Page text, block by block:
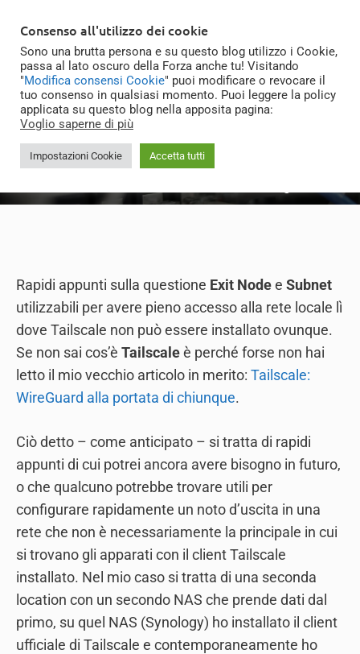
content
Tailscale: nodo d’uscita
e subnet della rete
Rapidi appunti sulla questione Exit Nodee Subnet
utilizzabili per avere pieno accesso alla rete locale lì
dove Tailscale non può essere installato ovunque.
Se non sai cos’è Tailscaleè perché forse non hai
letto il mio vecchio articolo in merito: Tailscale:
WireGuard alla portata di chiunque.
Ciò detto – come anticipato – si tratta di rapidi
appunti di cui potrei ancora avere bisogno in futuro,
o che qualcuno potrebbe trovare utili per
configurare rapidamente un noto d’uscita in una
rete che non è necessariamente la principale in cui
si trovano gli apparati con il client Tailscale
installato. Nel mio caso si tratta di una seconda
location con un secondo NAS che prende dati dal
primo, su quel NAS (Synology) ho installato il client
ufficiale di Tailscale e contemporaneamente ho
Consenso all'utilizzo dei cookie
Sono una brutta persona e su questo blog utilizzo i Cookie,
passa al lato oscuro della Forza anche tu! Visitando
"Modifica consensi Cookie" puoi modificare o revocare il
tuo consenso in qualsiasi momento. Puoi leggere la policy
applicata su questo blog nella apposita pagina:
Voglio saperne di più
Impostazioni Cookie Accetta tutti